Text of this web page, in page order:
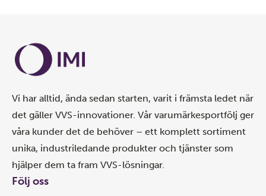
Vi har alltid, ända sedan starten, varit i främsta ledet när
det gäller VVS-innovationer. Vår varumärkesportfölj ger
våra kunder det de behöver – ett komplett sortiment
unika, industriledande produkter och tjänster som
hjälper dem ta fram VVS-lösningar.
Följ oss